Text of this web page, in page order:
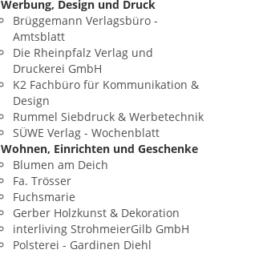
Werbung, Design und Druck
Brüggemann Verlagsbüro -
Amtsblatt
Die Rheinpfalz Verlag und
Druckerei GmbH
K2 Fachbüro für Kommunikation &
Design
Rummel Siebdruck & Werbetechnik
SÜWE Verlag - Wochenblatt
Wohnen, Einrichten und Geschenke
Blumen am Deich
Fa. Trösser
Fuchsmarie
Gerber Holzkunst & Dekoration
interliving StrohmeierGilb GmbH
Polsterei - Gardinen Diehl